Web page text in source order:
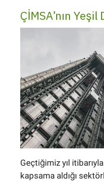
ÇİMSA’nın
Geçtiğimiz yıl
kapsama aldığı